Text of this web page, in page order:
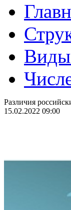
Виды
Различия
15.02.2022 09:00